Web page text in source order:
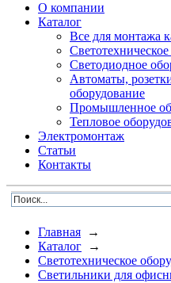
О компании
Каталог
Все для монтажа
Светодиодное
Автоматы,
оборудование
Промышленное
Тепловое
Электромонтаж
Статьи
Контакты
Главная →
Каталог →
Светотехническое
Светильники для